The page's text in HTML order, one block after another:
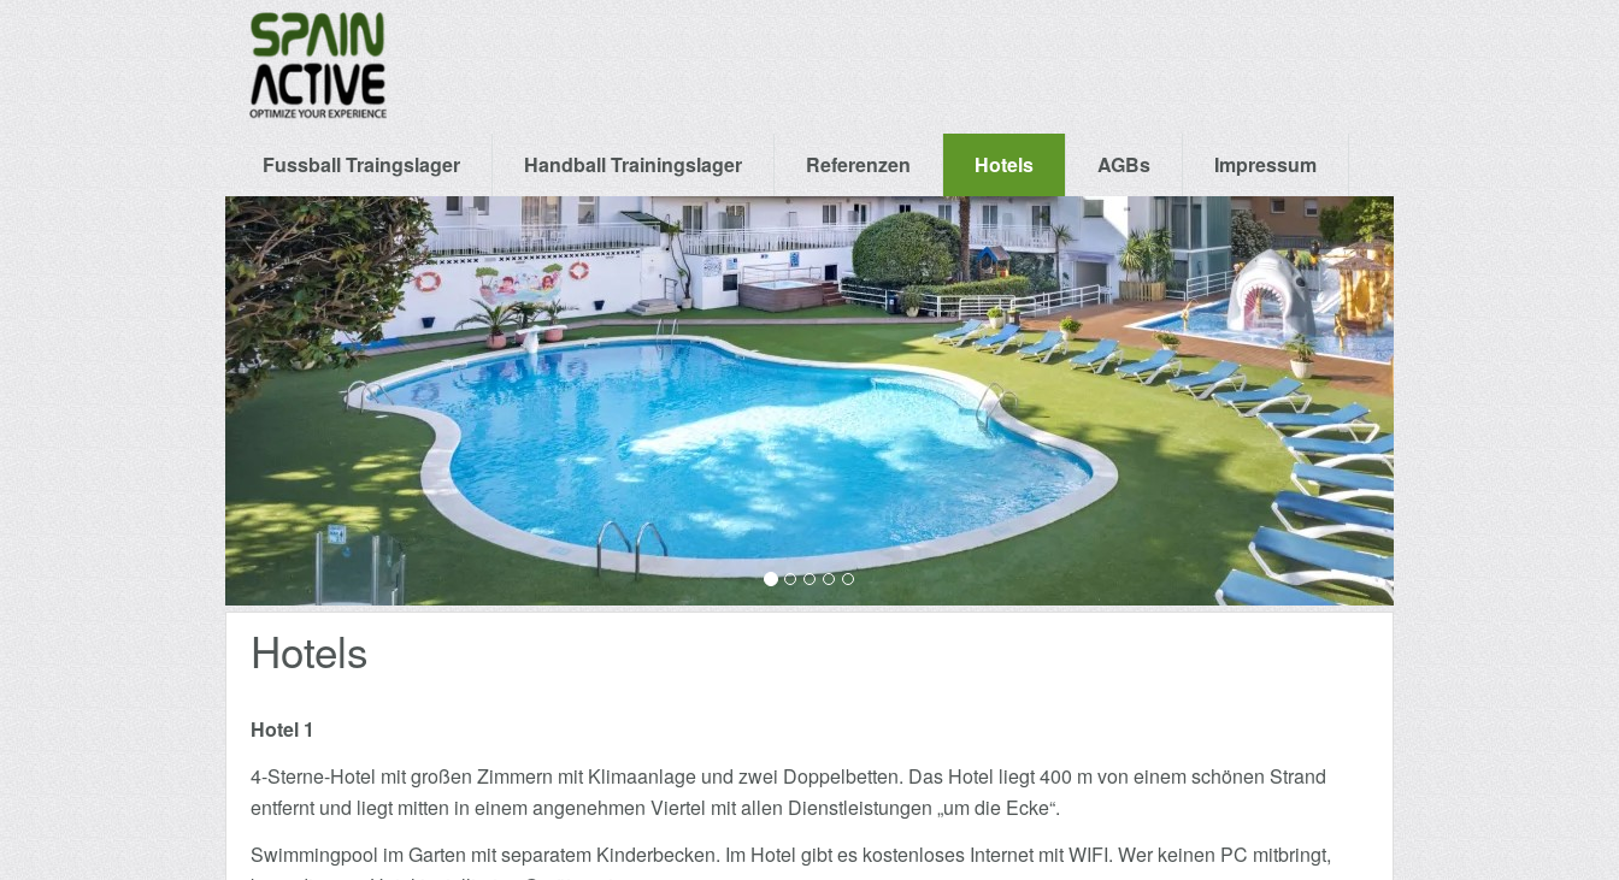
Fussball Traingslager Handball Trainingslager Referenzen Hotels AGBs Impressum
Hotels
Hotel 1
4-Sterne-Hotel mit großen Zimmern mit Klimaanlage und zwei Doppelbetten. Das Hotel liegt 400 m von einem schönen Strand
entfernt und liegt mitten in einem angenehmen Viertel mit allen Dienstleistungen „um die Ecke“.
Swimmingpool im Garten mit separatem Kinderbecken. Im Hotel gibt es kostenloses Internet mit WIFI. Wer keinen PC mitbringt,